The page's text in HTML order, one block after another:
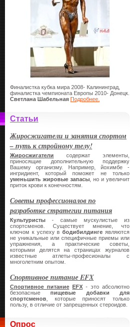
Финалистка кубка мира 2008- Калининград,
финалистка чемпионата Европы 2010- Донецк.
Светлана Шабельная Подробнее.
Статьи
Жиросжигатели и занятия спортом
– путь к стройному телу!
Жиросжигатели содержат элементы,
приносящие дополнительную поддержку
Вашему организму. Например, йохимбе -
ингридиент, который поможет не только
уменьшить жировые запасы , но и увеличит
приток крови к конечностям.
Советы профессионалов по
разработке стратегии питания
Культуристы - самые мускулистые из
спортсменов. Существует мнение, что
ключом к успеху вбодибилдинге являются
не уникальные или специфичные приемы или
упражнения, а практические советы,
которыми делятся на страницах журналов
известные атлеты-професионалы с
многолетним опытом.
Спортивное питание EFX
Спортивное питание EFX - это абсолютно
безопасныепищевые добавки для
спортсменов , которые приносят только
пользу, в отличие от запрещенных стероидов.
Опрос